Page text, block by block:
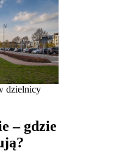
dzielnicy
– gdzie